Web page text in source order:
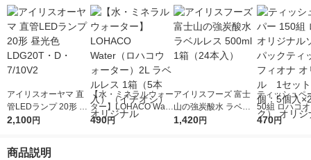
アイリスオーヤマ 直
管LEDランプ 20形 昼
光色 LDG20T・D・7/
2,100円
【水・ミネラルウォー
ター】LOHACO Wate
r（ロハコウォータ
490円
アイリスフーズ 富士
山の強炭酸水 ラベル
レス 500ml 1箱（24
1,420円
ティッシュペ
50組 ロハコ
ルソフトパッ
470円
商品説明